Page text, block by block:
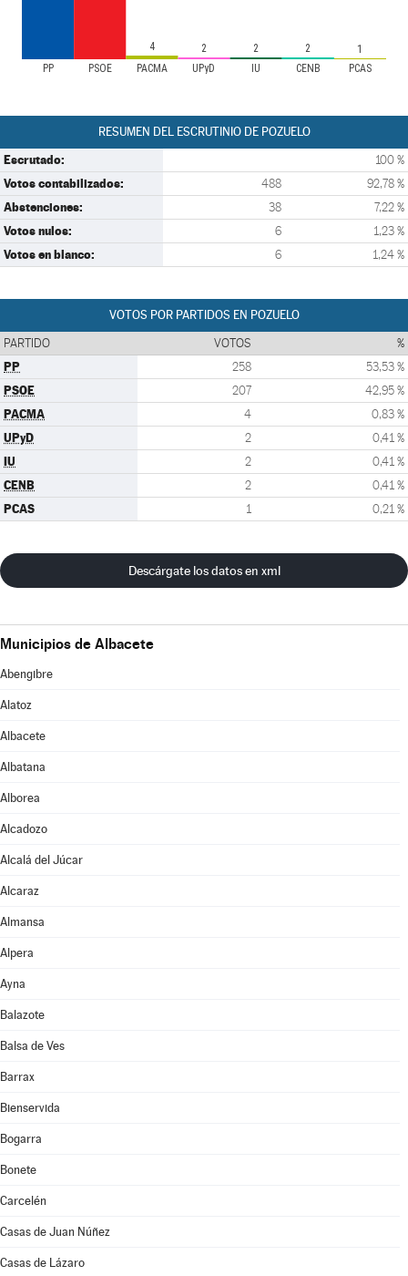
PP PSOE PACMA UPyD IU CENB PCAS
4 2 2 2 1
RESUMEN DEL ESCRUTINIO DE POZUELO
Escrutado: 100 %
Votos contabilizados: 488 92,78 %
Abstenciones: 38 7,22 %
Votos nulos: 6 1,23 %
Votos en blanco: 6 1,24 %
VOTOS POR PARTIDOS EN POZUELO
PARTIDO VOTOS %
PP 258 53,53 %
PSOE 207 42,95 %
PACMA 4 0,83 %
UPyD 2 0,41 %
IU 2 0,41 %
CENB 2 0,41 %
PCAS 1 0,21 %
Descárgate los datos en xml
Municipios de Albacete
Abengibre
Alatoz
Albacete
Albatana
Alborea
Alcadozo
Alcalá del Júcar
Alcaraz
Almansa
Alpera
Ayna
Balazote
Balsa de Ves
Barrax
Bienservida
Bogarra
Bonete
Carcelén
Casas de Juan Núñez
Casas de Lázaro